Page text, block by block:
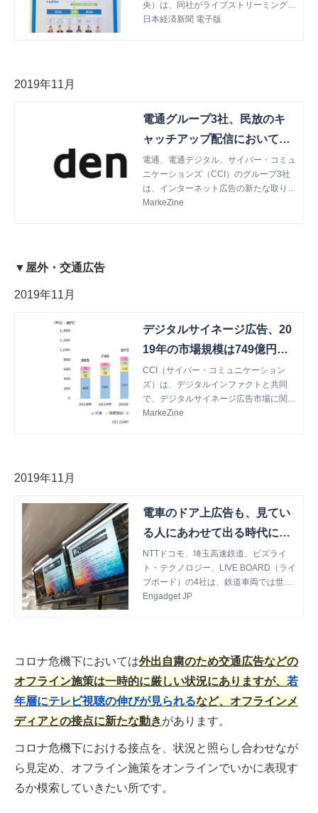
央）は、同社がライブストリーミング配
信するラジオ番組のCMを、元の番組の
日本経済新聞 電子版
2019年11月
電通グループ3社、民放のキ
ャッチアップ配信において動
画広告の提供を開始
電通、電通デジタル、サイバー・コミュ
ニケーションズ（CCI）のグループ3社
は、インターネット広告の新たな取り組
みとして、民放のキャッチアップ配信
MarkeZine
▼屋外・交通広告
2019年11月
デジタルサイネージ広告、20
19年の市場規模は749億円に
／タクシーサイネージが急増
【CCI調査】
CCI（サイバー・コミュニケーション
ズ）は、デジタルインファクトと共同
で、デジタルサイネージ広告市場に関す
る調査を実施した。 デジタルサイネー
MarkeZine
2019年11月
電車のドア上広告も、見てい
る人にあわせて出る時代に。
世界初のデジタルサイネージ
を見る - Engadget Japanese
NTTドコモ、埼玉高速鉄道、ビズライ
ト・テクノロジー、LIVE BOARD（ライ
ブボード）の4社は、鉄道車両では世界
初という広告ディスプレイ「ダイナミッ
が、"世界初"たるゆえんは「見ている人
や環境の変化にあわせて広...
Engadget JP
コロナ危機下においては外出自粛のため交通広告などの
オフライン施策は一時的に厳しい状況にありますが、 若
年層にテレビ視聴の伸びが見られるなど、オフラインメ
ディアとの接点に新たな動きがあります。
コロナ危機下における接点を、状況と照らし合わせなが
ら見定め、オフライン施策をオンラインでいかに表現す
るか模索していきたい所です。